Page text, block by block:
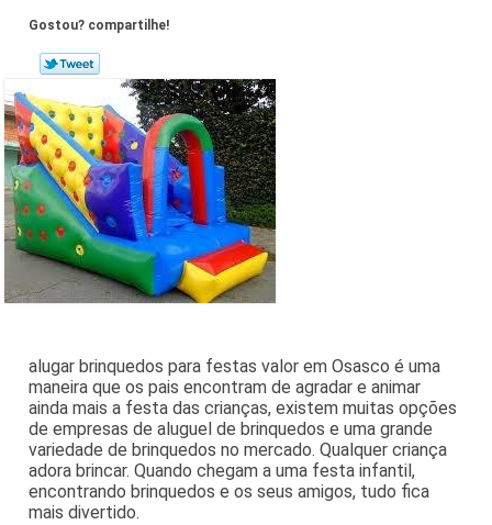
Gostou? compartilhe!
alugar brinquedos para festas valor em Osasco é uma
maneira que os pais encontram de agradar e animar
ainda mais a festa das crianças, existem muitas opções
de empresas de aluguel de brinquedos e uma grande
variedade de brinquedos no mercado. Qualquer criança
adora brincar. Quando chegam a uma festa infantil,
encontrando brinquedos e os seus amigos, tudo fica
mais divertido.